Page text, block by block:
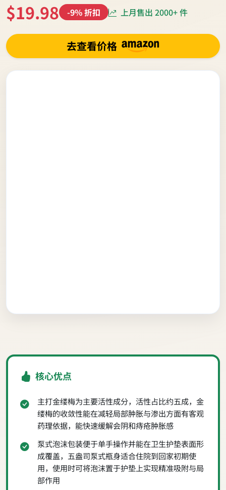
$19.98 -9% 折扣 上月售出 2000+ 件
去查看价格
核心优点
主打金缕梅为主要活性成分，活性占比约五成，金
缕梅的收敛性能在减轻局部肿胀与渗出方面有客观
药理依据，能快速缓解会阴和痔疮肿胀感
泵式泡沫包装便于单手操作并能在卫生护垫表面形
成覆盖，五盎司泵式瓶身适合住院到回家初期使
用，使用时可将泡沫置于护垫上实现精准吸附与局
部作用